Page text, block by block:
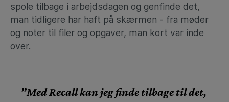
spole tilbage i arbejdsdagen og genfinde det,
man tidligere har haft på skærmen - fra møder
og noter til filer og opgaver, man kort var inde
over.
”Med Recall kan jeg finde tilbage til det,